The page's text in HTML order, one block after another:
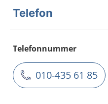
Telefon
Telefonnummer
010-435 61 85